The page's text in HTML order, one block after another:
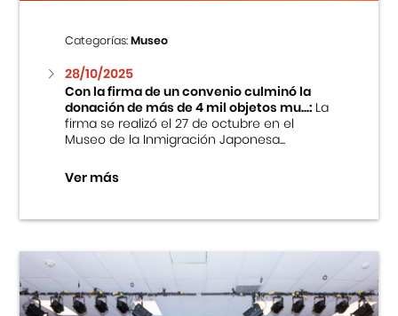
Categorías:Museo
28/10/2025
Con la firma de un convenio culminó la
donación de más de 4 mil objetos mu...:La
firma se realizó el 27 de octubre en el
Museo de la Inmigración Japonesa...
Ver más